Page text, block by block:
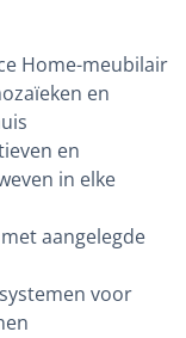
Home-meubilair
en
en
in elke
aangelegde
voor